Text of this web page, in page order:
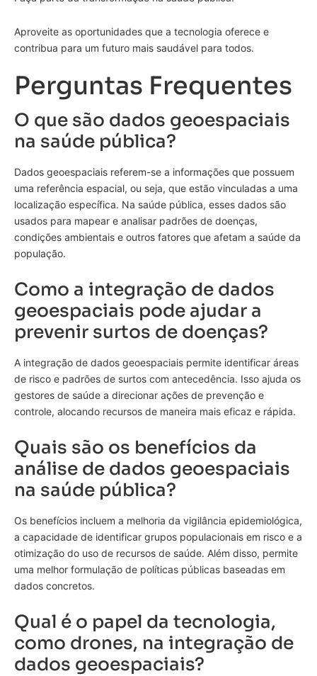
Aproveite as oportunidades que a tecnologia oferece e
contribua para um futuro mais saudável para todos.
Perguntas Frequentes
O que são dados geoespaciais
na saúde pública?
Dados geoespaciais referem-se a informações que possuem
uma referência espacial, ou seja, que estão vinculadas a uma
localização específica. Na saúde pública, esses dados são
usados para mapear e analisar padrões de doenças,
condições ambientais e outros fatores que afetam a saúde da
população.
Como a integração de dados
geoespaciais pode ajudar a
prevenir surtos de doenças?
A integração de dados geoespaciais permite identificar áreas
de risco e padrões de surtos com antecedência. Isso ajuda os
gestores de saúde a direcionar ações de prevenção e
controle, alocando recursos de maneira mais eficaz e rápida.
Quais são os benefícios da
análise de dados geoespaciais
na saúde pública?
Os benefícios incluem a melhoria da vigilância epidemiológica,
a capacidade de identificar grupos populacionais em risco e a
otimização do uso de recursos de saúde. Além disso, permite
uma melhor formulação de políticas públicas baseadas em
dados concretos.
Qual é o papel da tecnologia,
como drones, na integração de
dados geoespaciais?